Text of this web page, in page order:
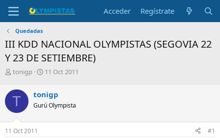
Acceder Regístrate
Quedadas
III KDD NACIONAL OLYMPISTAS (SEGOVIA 22
Y 23 DE SETIEMBRE)
I
i
c
a
d
o
tonigp
F
h
a
e
11 Oct 2011
T tonigp
Gurú Olympista
11 Oct 2011 #1